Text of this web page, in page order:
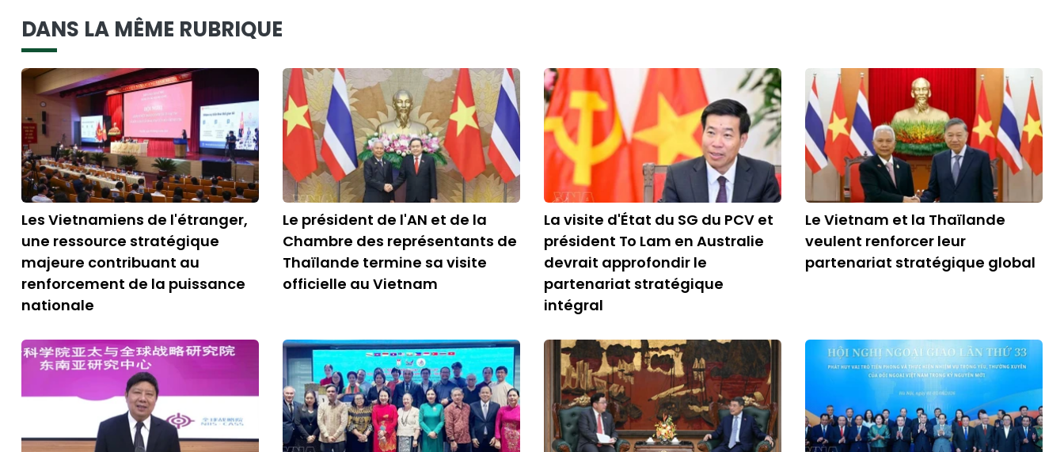
DANS LA MÊME RUBRIQUE
Les Vietnamiens de l'étranger,
une ressource stratégique
majeure contribuant au
renforcement de la puissance
nationale
Le président de l'AN et de la
Chambre des représentants de
Thaïlande termine sa visite
officielle au Vietnam
La visite d'État du SG du PCV et
président To Lam en Australie
devrait approfondir le
partenariat stratégique
intégral
Le Vietnam et la Thaïlande
veulent renforcer leur
partenariat stratégique global